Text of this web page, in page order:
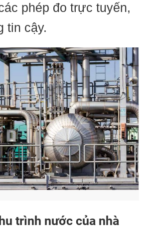
phép đo trực tuyến,
tin cậy.
trình nước của nhà